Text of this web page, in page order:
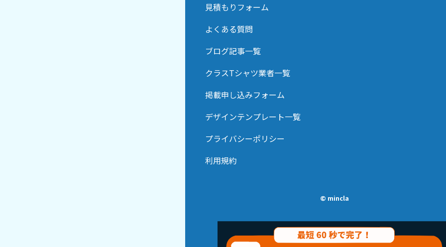
見積もりフォーム
よくある質問
ブログ記事一覧
クラスTシャツ業者一覧
掲載申し込みフォーム
デザインテンプレート一覧
プライバシーポリシー
利用規約
© mincla